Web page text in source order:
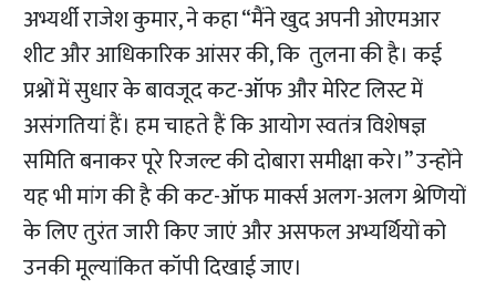
अभ्यर्थी राजेश कुमार, ने कहा “मैंने खुद अपनी ओएमआर
शीट और आधिकारिक आंसर की, कि तुलना की है। कई
प्रश्नों में सुधार के बावजूद कट-ऑफ और मेरिट लिस्ट में
असंगतियां हैं। हम चाहते हैं कि आयोग स्वतंत्र विशेषज्ञ
समिति बनाकर पूरे रिजल्ट की दोबारा समीक्षा करे।” उन्होंने
यह भी मांग की है की कट-ऑफ मार्क्स अलग-अलग श्रेणियों
के लिए तुरंत जारी किए जाएं और असफल अभ्यर्थियों को
उनकी मूल्यांकित कॉपी दिखाई जाए।